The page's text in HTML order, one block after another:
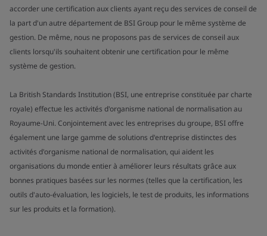
accorder une certification aux clients ayant reçu des services de conseil de
la part d'un autre département de BSI Group pour le même système de
gestion. De même, nous ne proposons pas de services de conseil aux
clients lorsqu'ils souhaitent obtenir une certification pour le même
système de gestion.
La British Standards Institution (BSI, une entreprise constituée par charte
royale) effectue les activités d'organisme national de normalisation au
Royaume-Uni. Conjointement avec les entreprises du groupe, BSI offre
également une large gamme de solutions d'entreprise distinctes des
activités d'organisme national de normalisation, qui aident les
organisations du monde entier à améliorer leurs résultats grâce aux
bonnes pratiques basées sur les normes (telles que la certification, les
outils d'auto-évaluation, les logiciels, le test de produits, les informations
sur les produits et la formation).